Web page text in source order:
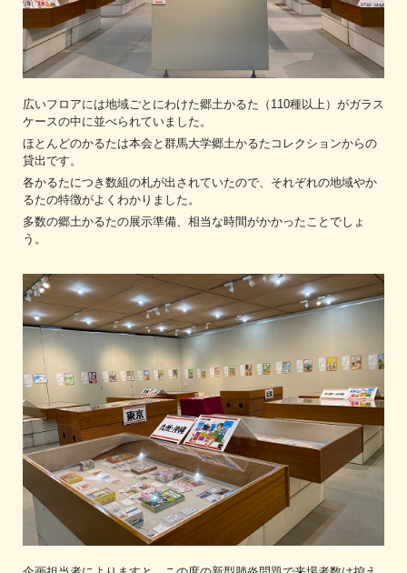
広いフロアには地域ごとにわけた郷土かるた（110種以上）がガラス
ケースの中に並べられていました。
ほとんどのかるたは本会と群馬大学郷土かるたコレクションからの
貸出です。
各かるたにつき数組の札が出されていたので、それぞれの地域やか
るたの特徴がよくわかりました。
多数の郷土かるたの展示準備、相当な時間がかかったことでしょ
う。